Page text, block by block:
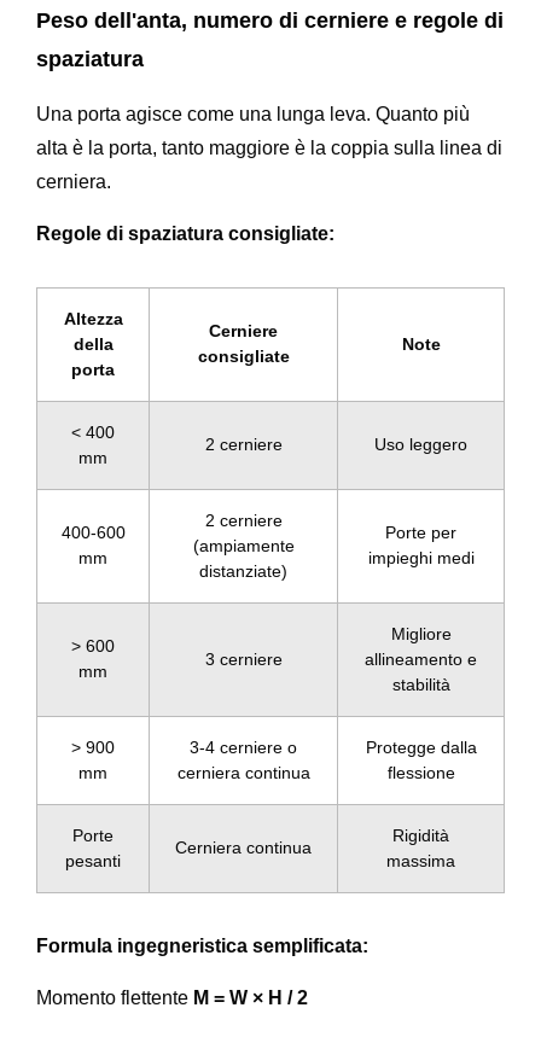
Peso dell'anta, numero di cerniere e regole di
spaziatura
Una porta agisce come una lunga leva. Quanto più
alta è la porta, tanto maggiore è la coppia sulla linea di
cerniera.
Regole di spaziatura consigliate:
Altezza
della
porta
Cerniere
consigliate
Note
< 400
mm
2 cerniere Uso leggero
400-600
mm
2 cerniere
(ampiamente
distanziate)
Porte per
impieghi medi
> 600
mm
3 cerniere
Migliore
allineamento e
stabilità
> 900
mm
3-4 cerniere o
cerniera continua
Protegge dalla
flessione
Porte
pesanti
Cerniera continua
Rigidità
massima
Formula ingegneristica semplificata:
Momento flettente M = W × H / 2